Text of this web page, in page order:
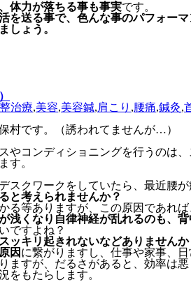
体力が落ちる事も事実です。
を送る事で、色んな事のパフォーマ
しょう。
治療,美容,美容鍼,肩こり ,腰痛,鍼灸,
村です。（誘われてませんが…）
コンディショニングを行うのは
す。
クワークをしていたら、最近腰
と考えられませんか？
等ありますが、この原因であれば
くなり自律神経が乱れるのも、
ですよね？
ッキリ起きれないなどありません
因 に繋がりますし、仕事や家事、
すが、だるさがあると、効率は
をもたらします。